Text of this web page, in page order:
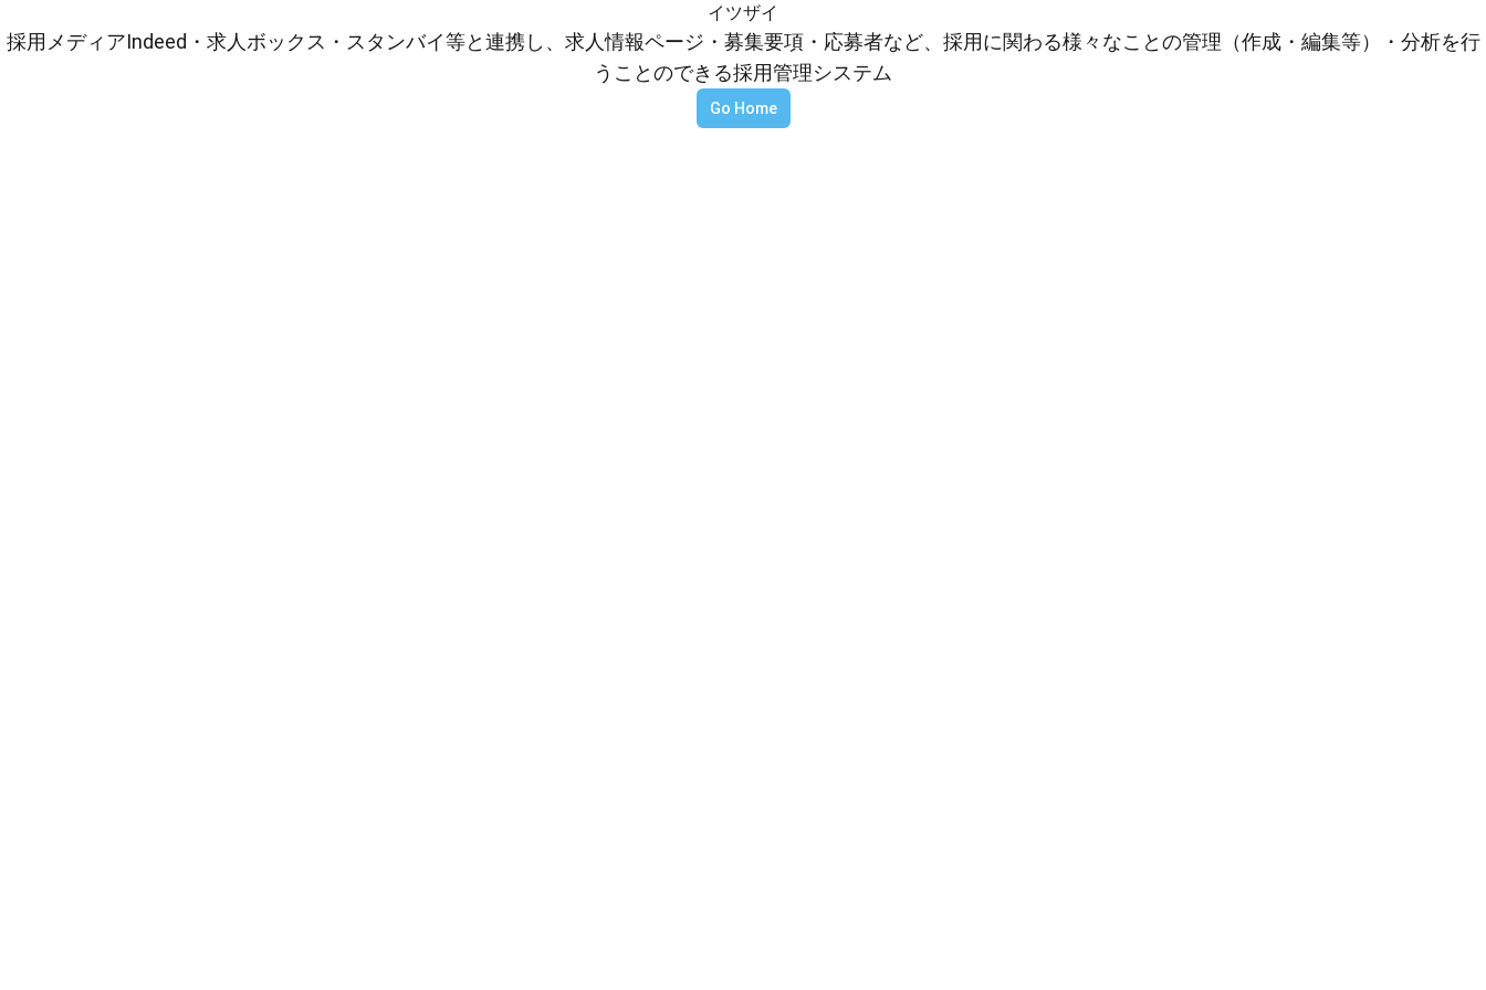
イツザイ
採用メディアIndeed・求人ボックス・スタンバイ等と連携し、求人情報ページ・募集要項・応募者など、採用に関わる様々なことの管理（作成・編集等）・分析を行
うことのできる採用管理システム
Go Home